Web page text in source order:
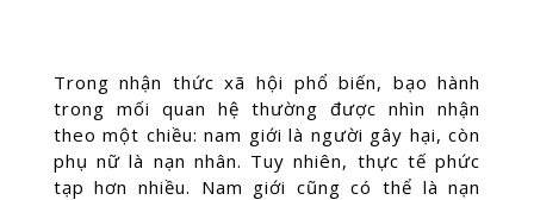
Trong nhận thức xã hội phổ biến, bạo hành
trong mối quan hệ thường được nhìn nhận
theo một chiều: nam giới là người gây hại, còn
phụ nữ là nạn nhân. Tuy nhiên, thực tế phức
tạp hơn nhiều. Nam giới cũng có thể là nạn